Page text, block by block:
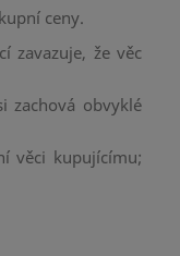
ceny.
zavazuje, že věc
zachová obvyklé
věci kupujícímu;